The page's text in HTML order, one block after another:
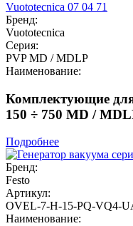
Бренд:
Vuototecnica
Серия:
PVP MD / MDLP
Наименование:
Комплектующие
150 ÷ 750 MD /
Подробнее
Бренд:
Festo
Артикул:
OVEL-7-H-15-PQ-VQ4-
Наименование: